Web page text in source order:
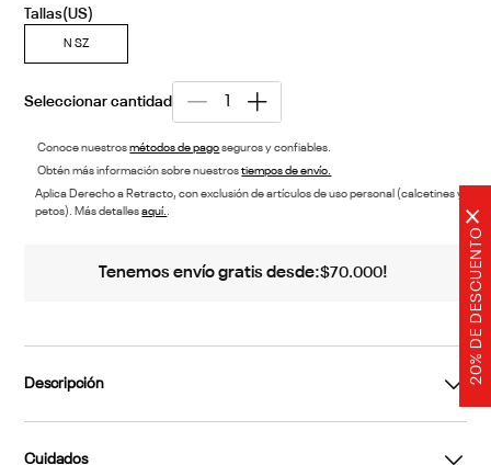
20% DE DESCUENTO
×
N SZ
Conoce nuestrosmétodos de pagoseguros y confiables.
Obtén más información sobre nuestrostiempos de envío.
Aplica Derecho a Retracto, con exclusión de artículos de uso personal (calcetines y
petos). Más detallesaquí..
Tenemos envío gratis desde:$70.000!
Descripción
Cuidados